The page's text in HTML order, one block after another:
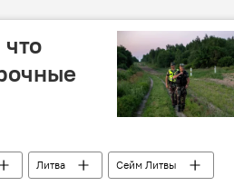
Литва
Сейм Литвы